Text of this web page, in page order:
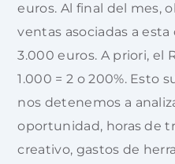
euros. Al final del mes,
ventas asociadas a
3.000 euros. A priori, el
1.000 = 2 o 200%. Esto
nos detenemos a
oportunidad, horas de
creativo, gastos de